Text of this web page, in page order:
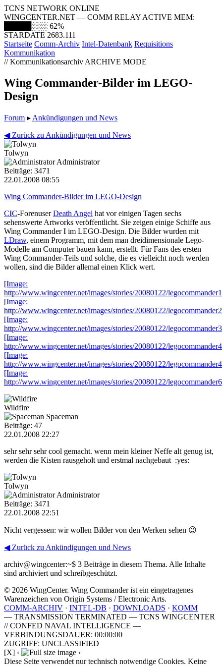
TCNS NETWORK ONLINE
WINGCENTER.NET — COMM RELAY ACTIVE MEM:
█████░░░ 62%
STARDATE 2683.111
Startseite Comm-Archiv Intel-Datenbank Requisitions
Kommunikation
// Kommunikationsarchiv ARCHIVE MODE
Wing Commander-Bilder im LEGO-
Design
Forum ▸ Ankündigungen und News
◀ Zurück zu Ankündigungen und News
Tolwyn
Administrator
Beiträge: 3471
22.01.2008 08:55
Wing Commander-Bilder im LEGO-Design
CIC-ForenuserDeath Angel hat vor einigen Tagen sechs
sehenswerte Artworks veröffentlicht. Sie zeigen einige Schiffe aus
Wing Commander I im LEGO-Design. Die Bilder wurden mit
LDraw, einem Programm, mit dem man dreidimensionale Lego-
Modelle am Computer bauen kann, erstellt. Für Fans des ersten
Wing Commander-Teils und solche, die es vielleicht noch werden
wollen, sind die Bilder allemal einen Klick wert.
[Image:
http://www.wingcenter.net/images/stories/20080122/
[Image:
http://www.wingcenter.net/images/stories/20080122/
[Image:
http://www.wingcenter.net/images/stories/20080122/
[Image:
http://www.wingcenter.net/images/stories/20080122/
[Image:
http://www.wingcenter.net/images/stories/20080122/
[Image:
http://www.wingcenter.net/images/stories/20080122/
Wildfire
Spaceman
Beiträge: 47
22.01.2008 22:27
sehr sehr sehr cool gemacht. wenn mein kleiner Neffe alt genug ist,
werden die Kisten rausgeholt und erstmal nachgebaut :yes:
Tolwyn
Administrator
Beiträge: 3471
22.01.2008 22:51
Nicht vergessen: wir wollen Bilder von den Werken sehen 😉
◀ Zurück zu Ankündigungen und News
archiv@wingcenter:~$ 3 Beiträge in diesem Thema. Alle Inhalte
sind archiviert und schreibgeschützt.
© 2026 WingCenter. Wing Commander ist ein eingetragenes
Warenzeichen von Origin Systems / Electronic Arts.
COMM-ARCHIV · INTEL-DB · DOWNLOADS · KOMM
— TRANSMISSION TERMINATED — TCNS WINGCENTER
// CONFED NAVAL INTELLIGENCE —
VERBINDUNGSDAUER: 00:00:00
ZUGRIFF: UNCLASSIFIED
[X] ‹
›
Diese Seite verwendet nur technisch notwendige Cookies. Keine